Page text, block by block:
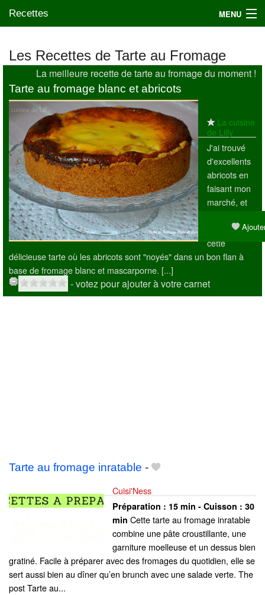
Recettes MENU
Mes blogs préférés
Les Recettes de Tarte au Fromage
La meilleure recette de tarte au fromage du moment !
Tarte au fromage blanc et abricots
La cuisine
de Lilly
J'ai trouvé
d'excellents
abricots en
faisant mon
marché, et
pour en faire
cette
délicieuse tarte où les abricots sont "noyés" dans un bon flan à
base de fromage blanc et mascarporne. [...]
- votez pour ajouter à votre carnet
Tarte au fromage inratable -
Cuisi'Ness
Préparation : 15 min - Cuisson : 30
min Cette tarte au fromage inratable
combine une pâte croustillante, une
garniture moelleuse et un dessus bien
gratiné. Facile à préparer avec des fromages du quotidien, elle se
sert aussi bien au dîner qu’en brunch avec une salade verte. The
post Tarte au...